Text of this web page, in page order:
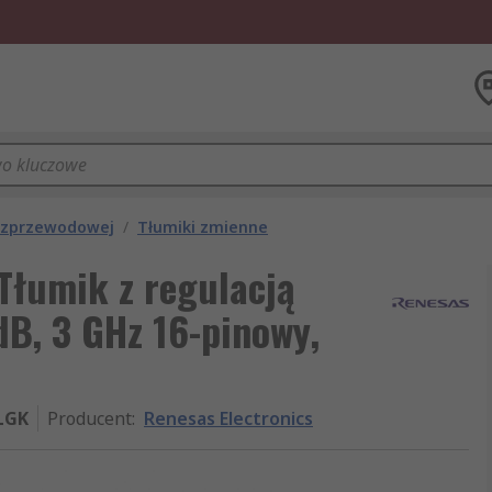
/ Tłumiki zmienne
z regulacją
3 GHz 16-pinowy,
Producent: Renesas Electronics